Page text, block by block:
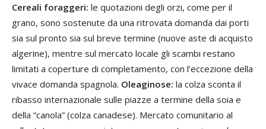
Cereali foraggeri: le quotazioni degli orzi, come per il
grano, sono sostenute da una ritrovata domanda dai porti
sia sul pronto sia sul breve termine (nuove aste di acquisto
algerine), mentre sul mercato locale gli scambi restano
limitati a coperture di completamento, con l’eccezione della
vivace domanda spagnola. Oleaginose: la colza sconta il
ribasso internazionale sulle piazze a termine della soia e
della “canola” (colza canadese). Mercato comunitario al